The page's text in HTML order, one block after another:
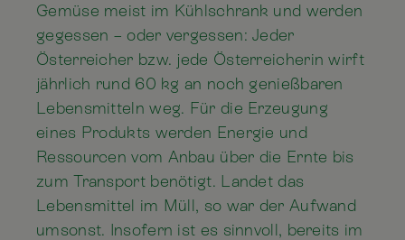
Gemüse meist im Kühlschrank und werden
gegessen – oder vergessen: Jeder
Österreicher bzw. jede Österreicherin wirft
jährlich rund 60 kg an noch genießbaren
Lebensmitteln weg. Für die Erzeugung
eines Produkts werden Energie und
Ressourcen vom Anbau über die Ernte bis
zum Transport benötigt. Landet das
Lebensmittel im Müll, so war der Aufwand
umsonst. Insofern ist es sinnvoll, bereits im